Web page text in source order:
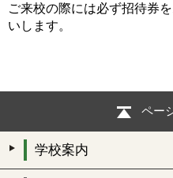
ご来校の際には必ず招待券
いします。
ペー
学校案内